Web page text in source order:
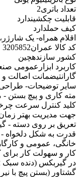
تعداد باتری2
قابلیت چکشیندارد
کیف حملدارد
اقلام همراه- یک
کد کالا عمران3205852
کشور سازندهچین
کاربرد ابزار عمومی
گارانتیضمانت اصالت و
سایر توضیحات- طراحی
مته کاری و پیچ
کلید کنترل سرعت
جهت مدیریت بهتر
تعریق بر روی دسته -
قدرت به شکل دلخواه -
کار و سهولت کار برای
گشتاور (بستن پیچ با نیروی مناسب)